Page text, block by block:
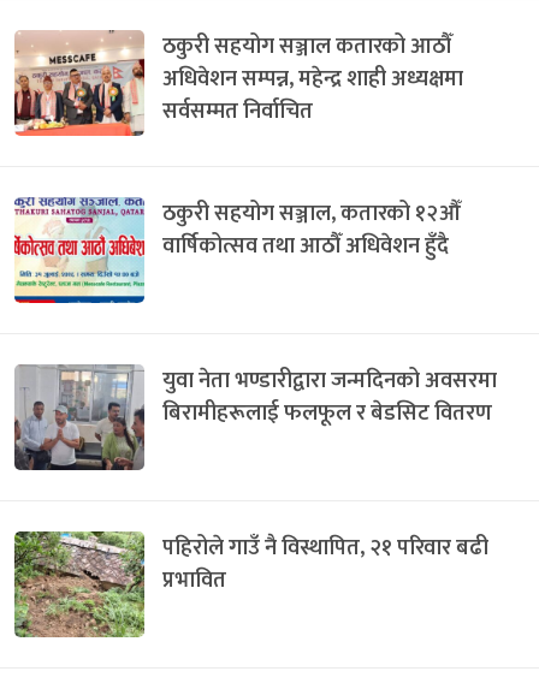
ठकुरी सहयोग सञ्जाल कतारको आठौँ
अधिवेशन सम्पन्न, महेन्द्र शाही अध्यक्षमा
सर्वसम्मत निर्वाचित
ठकुरी सहयोग सञ्जाल, कतारको १२औँ
वार्षिकोत्सव तथा आठौँ अधिवेशन हुँदै
युवा नेता भण्डारीद्वारा जन्मदिनको अवसरमा
बिरामीहरूलाई फलफूल र बेडसिट वितरण
पहिरोले गाउँ नै विस्थापित, २१ परिवार बढी
प्रभावित